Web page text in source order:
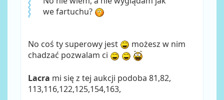
we fartuchu?
No coś ty superowy jest
możesz w nim
chadzać pozwalam ci
Lacra mi się z tej aukcji podoba 81,82,
113,116,122,125,154,163,